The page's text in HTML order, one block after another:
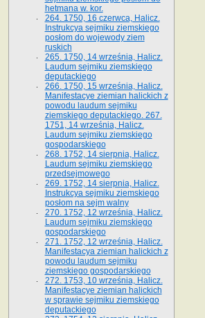
hetmana w. kor.
264. 1750, 16 czerwca, Halicz.
Instrukcya sejmiku ziemskiego
posłom do wojewody ziem
ruskich
265. 1750, 14 września, Halicz.
Laudum sejmiku ziemskiego
deputackiego
266. 1750, 15 września, Halicz.
Manifestacye ziemian halickich z
powodu laudum sejmiku
ziemskiego deputackiego. 267.
1751, 14 września, Halicz.
Laudum sejmiku ziemskiego
gospodarskiego
268. 1752, 14 sierpnia, Halicz.
Laudum sejmiku ziemskiego
przedsejmowego
269. 1752, 14 sierpnia, Halicz.
Instrukcya sejmiku ziemskiego
posłom na sejm walny
270. 1752, 12 września, Halicz.
Laudum sejmiku ziemskiego
gospodarskiego
271. 1752, 12 września, Halicz.
Manifestacya ziemian halickich z
powodu laudum sejmiku
ziemskiego gospodarskiego
272. 1753, 10 września, Halicz.
Manifestacye ziemian halickich
w sprawie sejmiku ziemskiego
deputackiego